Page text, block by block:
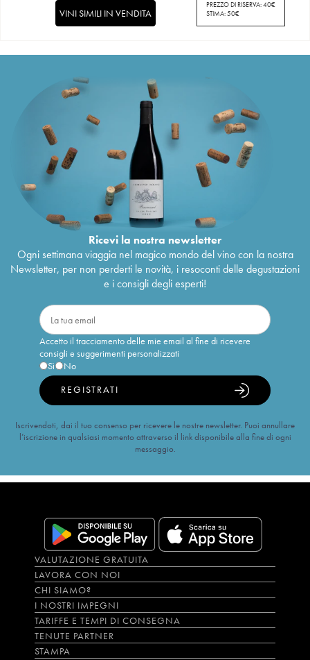
PREZZO DI RISERVA:40€
STIMA:50€
VINI SIMILI IN VENDITA
Ricevi la nostra newsletter
Ogni settimana viaggia nel magico mondo del vino con la nostra
Newsletter, per non perderti le novità, i resoconti delle degustazioni
e i consigli degli esperti!
Accetto il tracciamento delle mie email al fine di ricevere
consigli e suggerimenti personalizzati
Sì
No
REGISTRATI
Iscrivendoti, dai il tuo consenso per ricevere le nostre newsletter. Puoi annullare
l’iscrizione in qualsiasi momento attraverso il link disponibile alla fine di ogni
messaggio.
VALUTAZIONE GRATUITA
LAVORA CON NOI
CHI SIAMO?
I NOSTRI IMPEGNI
TARIFFE E TEMPI DI CONSEGNA
TENUTE PARTNER
STAMPA